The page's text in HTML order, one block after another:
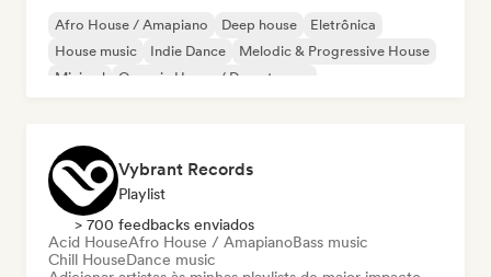
Afro House / Amapiano Deep house
Eletrônica
House music
Indie Dance
Melodic & Progressive House
Minimal
Organic House / Downtempo
Vybrant Records
Playlist
> 700 feedbacks enviados
Acid HouseAfro House / AmapianoBass music
Chill HouseDance music